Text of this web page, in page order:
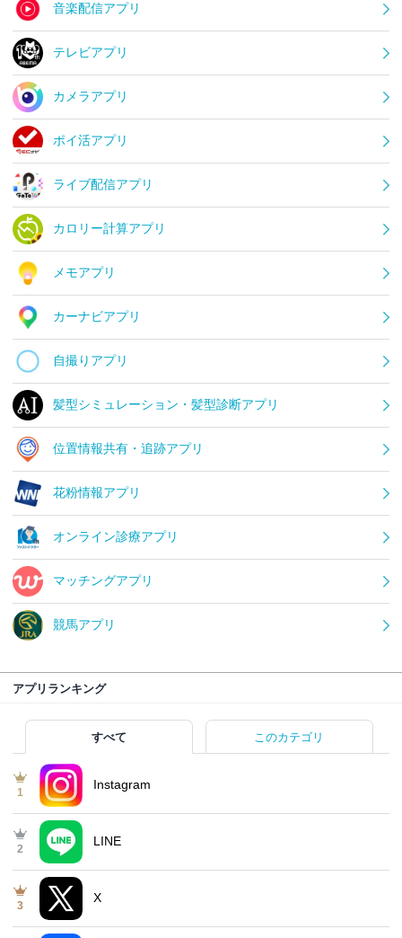
音楽配信アプリ
テレビアプリ
カメラアプリ
ポイ活アプリ
ライブ配信アプリ
カロリー計算アプリ
メモアプリ
カーナビアプリ
自撮りアプリ
髪型シミュレーション・髪型診断アプリ
位置情報共有・追跡アプリ
花粉情報アプリ
オンライン診療アプリ
マッチングアプリ
競馬アプリ
アプリランキング
すべて このカテゴリ
1
Instagram
2
LINE
3
X